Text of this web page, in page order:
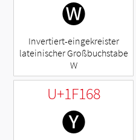
🅦
Invertiert-eingekreister
lateinischer Großbuchstabe
W
U+1F168
🅨